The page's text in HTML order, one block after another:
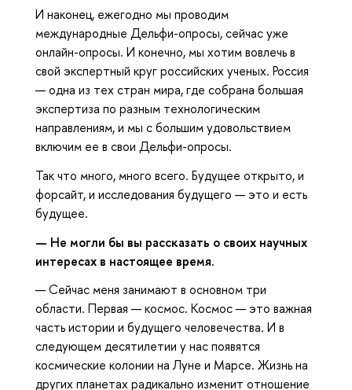
И наконец, ежегодно мы проводим
международные Дельфи-опросы, сейчас уже
онлайн-опросы. И конечно, мы хотим вовлечь в
свой экспертный круг российских ученых. Россия
— одна из тех стран мира, где собрана большая
экспертиза по разным технологическим
направлениям, и мы с большим удовольствием
включим ее в свои Дельфи-опросы.
Так что много, много всего. Будущее открыто, и
форсайт, и исследования будущего — это и есть
будущее.
— Не могли бы вы рассказать о своих научных
интересах в настоящее время.
— Сейчас меня занимают в основном три
области. Первая — космос. Космос — это важная
часть истории и будущего человечества. И в
следующем десятилетии у нас появятся
космические колонии на Луне и Марсе. Жизнь на
других планетах радикально изменит отношение